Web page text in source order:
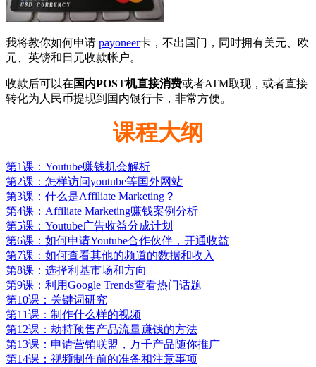
我将教你如何申请 payoneer卡，不出国门，同时拥有美元、欧
元、英镑和日元收款帐户。
收款后可以在 国内POST机直接消费或者ATM取现，或者直接
转化为人民币提现到国内银行卡，非常方便。
课程大纲
第1课：Youtube赚钱机会解析
第2课：怎样访问youtube等国外网站
第3课：什么是Affiliate Marketing？
第4课：Affiliate Marketing赚钱案例分析
第5课：Youtube广告收益分成计划
第6课：如何申请Youtube合作伙伴，开通收益
第7课：如何查看其他的频道的数据和收入
第8课：选择利基市场和方向
第9课：利用Google Trends查看热门话题
第10课：关键词研究
第11课：制作什么样的视频
第12课：劫持预售产品流量赚钱的方法
第13课：申请营销联盟，万千产品随你推广
第14课：视频制作前的准备和注意事项